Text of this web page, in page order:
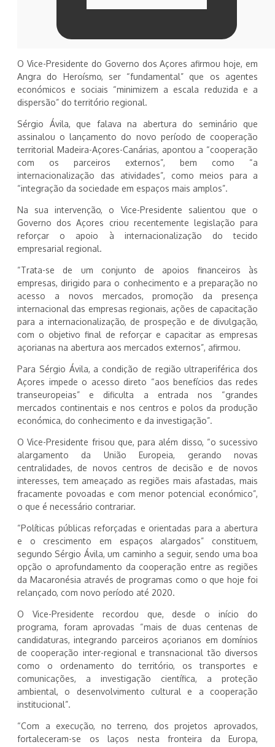
O Vice-Presidente do Governo dos Açores afirmou hoje, em
Angra do Heroísmo, ser “fundamental” que os agentes
económicos e sociais “minimizem a escala reduzida e a
dispersão” do território regional.
Sérgio Ávila, que falava na abertura do seminário que
assinalou o lançamento do novo período de cooperação
territorial Madeira-Açores-Canárias, apontou a “cooperação
com os parceiros externos”, bem como “a
internacionalização das atividades”, como meios para a
“integração da sociedade em espaços mais amplos”.
Na sua intervenção, o Vice-Presidente salientou que o
Governo dos Açores criou recentemente legislação para
reforçar o apoio à internacionalização do tecido
empresarial regional.
“Trata-se de um conjunto de apoios financeiros às
empresas, dirigido para o conhecimento e a preparação no
acesso a novos mercados, promoção da presença
internacional das empresas regionais, ações de capacitação
para a internacionalização, de prospeção e de divulgação,
com o objetivo final de reforçar e capacitar as empresas
açorianas na abertura aos mercados externos”, afirmou.
Para Sérgio Ávila, a condição de região ultraperiférica dos
Açores impede o acesso direto “aos benefícios das redes
transeuropeias” e dificulta a entrada nos “grandes
mercados continentais e nos centros e polos da produção
económica, do conhecimento e da investigação”.
O Vice-Presidente frisou que, para além disso, “o sucessivo
alargamento da União Europeia, gerando novas
centralidades, de novos centros de decisão e de novos
interesses, tem ameaçado as regiões mais afastadas, mais
fracamente povoadas e com menor potencial económico”,
o que é necessário contrariar.
“Políticas públicas reforçadas e orientadas para a abertura
e o crescimento em espaços alargados” constituem,
segundo Sérgio Ávila, um caminho a seguir, sendo uma boa
opção o aprofundamento da cooperação entre as regiões
da Macaronésia através de programas como o que hoje foi
relançado, com novo período até 2020.
O Vice-Presidente recordou que, desde o início do
programa, foram aprovadas “mais de duas centenas de
candidaturas, integrando parceiros açorianos em domínios
de cooperação inter-regional e transnacional tão diversos
como o ordenamento do território, os transportes e
comunicações, a investigação científica, a proteção
ambiental, o desenvolvimento cultural e a cooperação
institucional”.
“Com a execução, no terreno, dos projetos aprovados,
fortaleceram-se os laços nesta fronteira da Europa,